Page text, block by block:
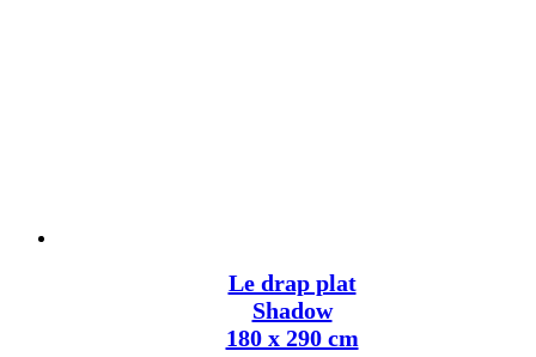
Le drap plat
Shadow
180 x 290 cm